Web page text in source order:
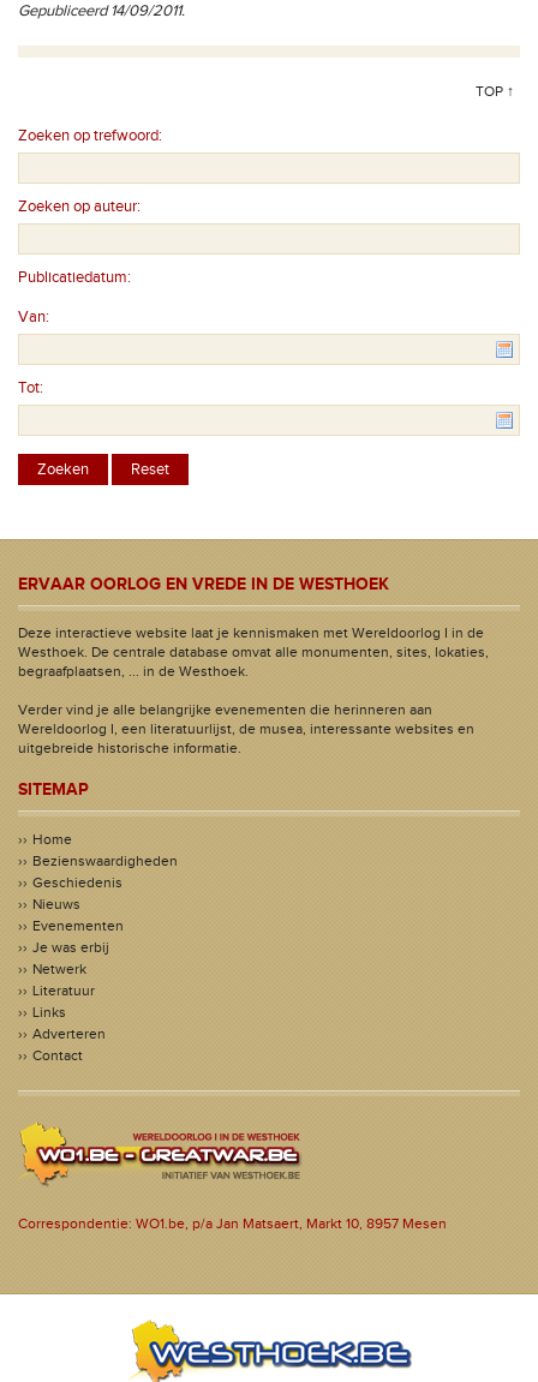
Gepubliceerd 14/09/2011.
TOP ↑
Zoeken op trefwoord:
Zoeken op auteur:
Publicatiedatum:
Van:
Tot:
ERVAAR OORLOG EN VREDE IN DE WESTHOEK
Deze interactieve website laat je kennismaken met Wereldoorlog I in de
Westhoek. De centrale database omvat alle monumenten, sites, lokaties,
begraafplaatsen, ... in de Westhoek.
Verder vind je alle belangrijke evenementen die herinneren aan
Wereldoorlog I, een literatuurlijst, de musea, interessante websites en
uitgebreide historische informatie.
SITEMAP
Home
Bezienswaardigheden
Geschiedenis
Nieuws
Evenementen
Je was erbij
Netwerk
Literatuur
Links
Adverteren
Contact
Correspondentie: WO1.be, p/a Jan Matsaert, Markt 10, 8957 Mesen